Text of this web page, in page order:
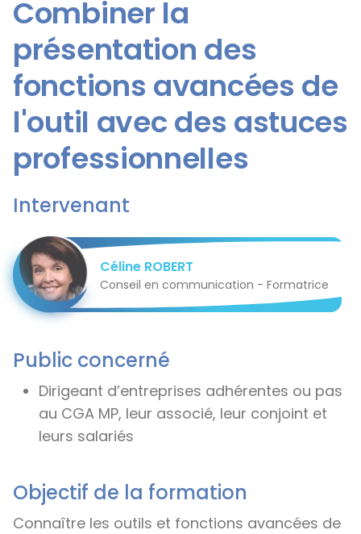
Combiner la
présentation des
fonctions avancées de
l'outil avec des astuces
professionnelles
Intervenant
Céline ROBERT
Conseil en communication - Formatrice
Public concerné
Dirigeant d’entreprises adhérentes ou pas
au CGA MP, leur associé, leur conjoint et
leurs salariés
Objectif de la formation
Connaître les outils et fonctions avancées de